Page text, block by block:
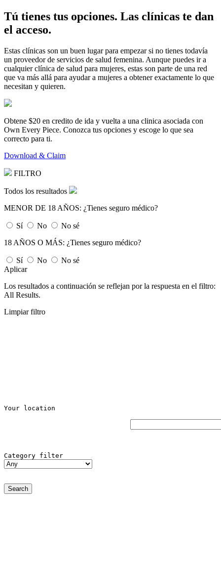
Tú tienes tus opciones. Las clínicas te dan
el acceso.
Estas clínicas son un buen lugar para empezar si no tienes todavía
un proveedor de servicios de salud femenina. Aunque puedes ir a
cualquier clínica de salud para mujeres, estas son parte de una red
que va más allá para ayudar a mujeres a obtener exactamente lo que
necesitan y quieren.
Obtene $20 en credito de ida y vuelta a una clinica asociada con
Own Every Piece. Conozca tus opciones y escoge lo que sea
correcto para ti.
Download & Claim
FILTRO
Todos los resultados
MENOR DE 18 AÑOS: ¿Tienes seguro médico?
Sí No
No sé
18 AÑOS O MÁS: ¿Tienes seguro médico?
Sí No
No sé
Aplicar
Los resultados a continuación se reflejan por la respuesta en el filtro:
All Results.
Limpiar filtro
Your location
Category filter